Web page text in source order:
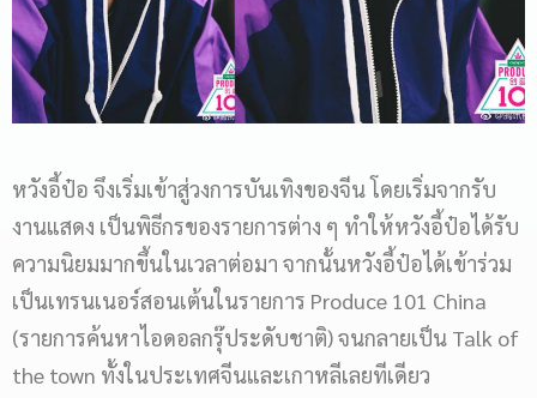
หวังอี้ป๋อ จึงเริ่มเข้าสู่วงการบันเทิงของจีน โดยเริ่มจากรับ
งานแสดง เป็นพิธีกรของรายการต่าง ๆ ทำให้หวังอี้ป๋อได้รับ
ความนิยมมากขึ้นในเวลาต่อมา จากนั้นหวังอี้ป๋อได้เข้าร่วม
เป็นเทรนเนอร์สอนเต้นในรายการ Produce 101 China
(รายการค้นหาไอดอลกรุ๊ประดับชาติ) จนกลายเป็น Talk of
the town ทั้งในประเทศจีนและเกาหลีเลยทีเดียว